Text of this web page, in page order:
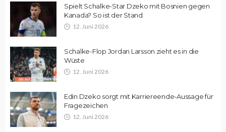
Spielt Schalke-Star Dzeko mit Bosnien gegen
Kanada? So ist der Stand
12. Juni 2026
Schalke-Flop Jordan Larsson zieht es in die
Wüste
12. Juni 2026
Edin Dzeko sorgt mit Karriereende-Aussage für
Fragezeichen
12. Juni 2026